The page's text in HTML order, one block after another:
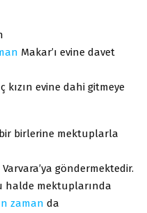
Makar’ı evine davet
evine dahi gitmeye
birlerine mektuplarla
göndermektedir.
halde mektuplarında
zaman da